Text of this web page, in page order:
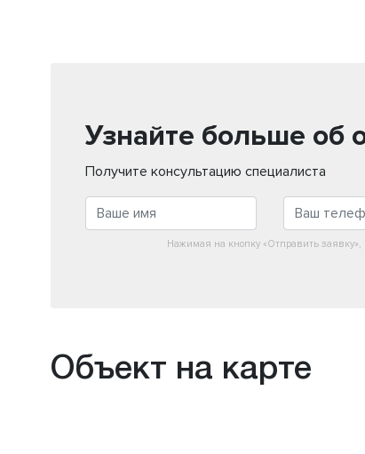
Узнайте больше об
Получите консультацию специалиста
Нажимая на кнопку «Отправить заявку»,
Объект на карте